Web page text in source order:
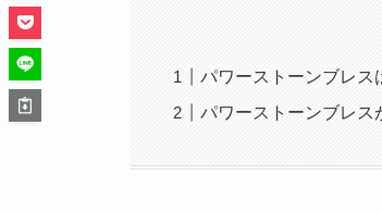
パワーストーンブレス
パワーストーンブレス